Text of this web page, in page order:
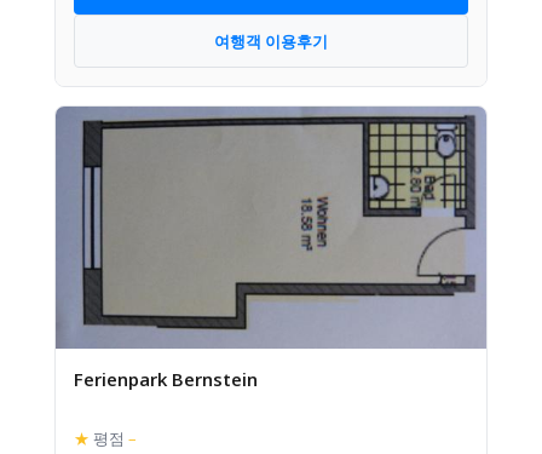
여행객 이용후기
Ferienpark Bernstein
★ 평점 –